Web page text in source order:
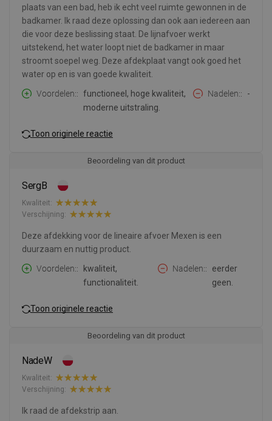
plaats van een bad, heb ik echt veel ruimte gewonnen in de
badkamer. Ik raad deze oplossing dan ook aan iedereen aan
die voor deze beslissing staat. De lijnafvoer werkt
uitstekend, het water loopt niet de badkamer in maar
stroomt soepel weg. Deze afdekplaat vangt ook goed het
water op en is van goede kwaliteit.
Voordelen:
functioneel, hoge kwaliteit,
moderne uitstraling.
Nadelen: -
Toon originele reactie
Beoordeling van dit product
SergB
Kwaliteit:
Verschijning:
Deze afdekking voor de lineaire afvoer Mexen is een
duurzaam en nuttig product.
Voordelen:
kwaliteit,
functionaliteit.
Nadelen:
eerder
geen.
Toon originele reactie
Beoordeling van dit product
NadeW
Kwaliteit:
Verschijning:
Ik raad de afdekstrip aan.